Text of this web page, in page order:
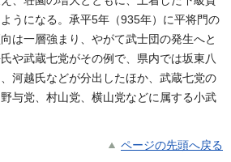
うになる。承平5年（935年）に平将門の
は一層強まり、やがて武士団の発生へと
や武蔵七党がその例で、県内では坂東八
河越氏などが分出したほか、武蔵七党の
与党、村山党、横山党などに属する小武
ページの先頭へ戻る